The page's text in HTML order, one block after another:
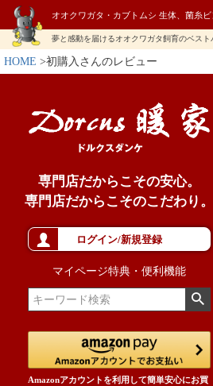
オオクワガタ・カブトムシ 生体、菌糸
夢と感動を届けるオオクワガタ飼育のベス
HOME 初購入さんのレビュー
専門店だからこその安心。
専門店だからこそのこだわり。
ログイン/新規登録
マイページ特典・便利機能
Amazonアカウントを利用して簡単安心にお買